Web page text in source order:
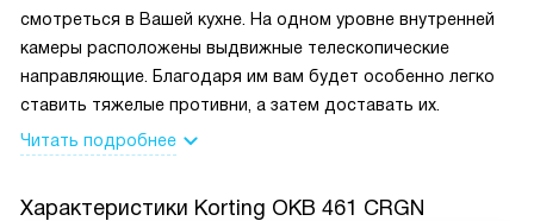
смотреться в Вашей кухне. На одном уровне внутренней
камеры расположены выдвижные телескопические
направляющие. Благодаря им вам будет особенно легко
ставить тяжелые противни, а затем доставать их.
Читать подробнее
Характеристики Korting OKB 461 CRGN